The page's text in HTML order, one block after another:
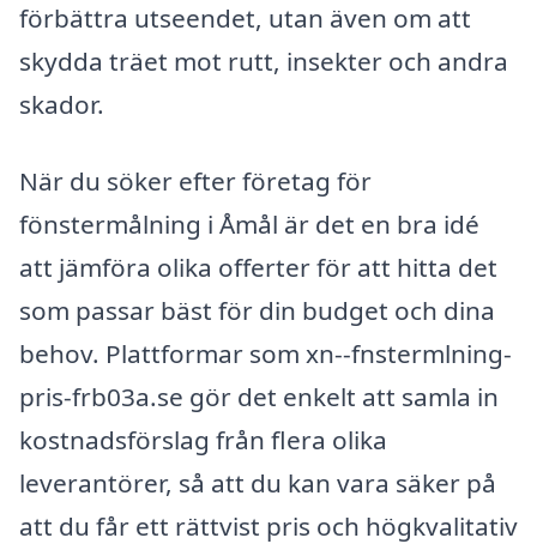
förbättra utseendet, utan även om att
skydda träet mot rutt, insekter och andra
skador.
När du söker efter företag för
fönstermålning i Åmål är det en bra idé
att jämföra olika offerter för att hitta det
som passar bäst för din budget och dina
behov. Plattformar som xn--fnstermlning-
pris-frb03a.se gör det enkelt att samla in
kostnadsförslag från flera olika
leverantörer, så att du kan vara säker på
att du får ett rättvist pris och högkvalitativ